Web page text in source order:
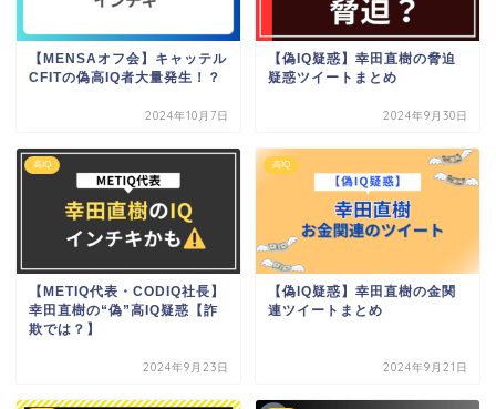
【MENSAオフ会】キャッテル
CFITの偽高IQ者大量発生！？
2024年10月7日
【偽IQ疑惑】幸田直樹の脅迫
疑惑ツイートまとめ
2024年9月30日
高IQ
【METIQ代表・CODIQ社長】
幸田直樹の“偽”高IQ疑惑【詐
欺では？】
2024年9月23日
高IQ
【偽IQ疑惑】幸田直樹の金関
連ツイートまとめ
2024年9月21日